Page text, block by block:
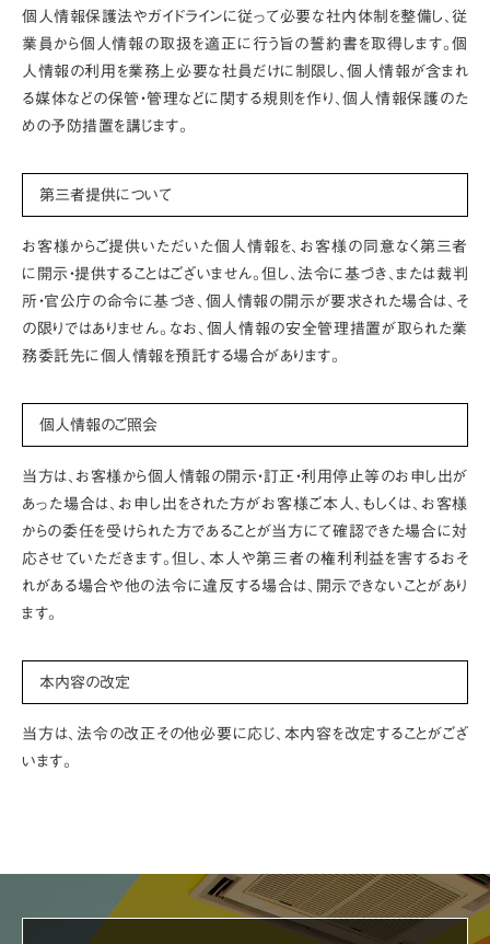
個人情報保護法やガイドラインに従って必要な社内体制を整備し、従
業員から個人情報の取扱を適正に行う旨の誓約書を取得します。個
人情報の利用を業務上必要な社員だけに制限し、個人情報が含まれ
る媒体などの保管・管理などに関する規則を作り、個人情報保護のた
めの予防措置を講じます。
第三者提供について
お客様からご提供いただいた個人情報を、お客様の同意なく第三者
に開示・提供することはございません。但し、法令に基づき、または裁判
所・官公庁の命令に基づき、個人情報の開示が要求された場合は、そ
の限りではありません。なお、個人情報の安全管理措置が取られた業
務委託先に個人情報を預託する場合があります。
個人情報のご照会
当方は、お客様から個人情報の開示・訂正・利用停止等のお申し出が
あった場合は、お申し出をされた方がお客様ご本人、もしくは、お客様
からの委任を受けられた方であることが当方にて確認できた場合に対
応させていただきます。但し、本人や第三者の権利利益を害するおそ
れがある場合や他の法令に違反する場合は、開示できないことがあり
ます。
本内容の改定
当方は、法令の改正その他必要に応じ、本内容を改定することがござ
います。